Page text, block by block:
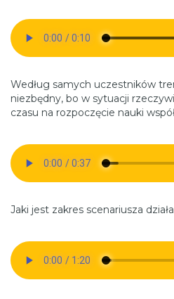
Według samych uczestników
niezbędny, bo w sytuacji
czasu na rozpoczęcie nauki
Jaki jest zakres scenariusza